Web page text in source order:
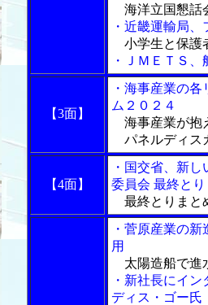
海洋立国懇話
・近畿運輸局
小学生と保護
・ＪＭＥＴＳ
【3面】
・海事産業の
ム２０２４
海事産業が抱
パネルディス
【4面】
・国交省、新
委員会 最終と
最終とりまと
・菅原産業の
用
太陽造船で進
・新社長にイ
ディス・ゴー氏